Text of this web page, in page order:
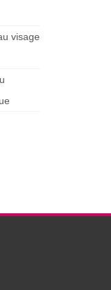
visage